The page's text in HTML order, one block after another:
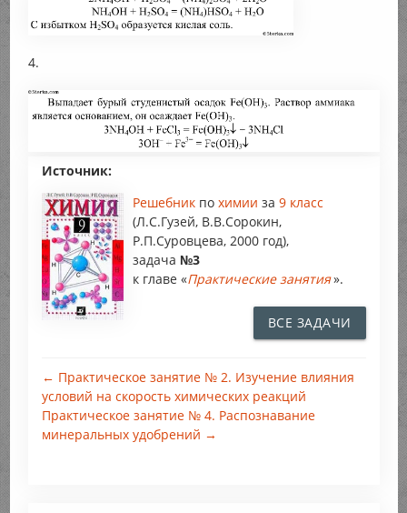
4.
Источник:
Решебник по химии за 9 класс
(Л.С.Гузей, В.В.Сорокин,
Р.П.Суровцева, 2000 год),
задача №3
к главе «Практические занятия».
ВСЕ ЗАДАЧИ
← Практическое занятие № 2. Изучение влияния
условий на скорость химических реакций
Практическое занятие № 4. Распознавание
минеральных удобрений →